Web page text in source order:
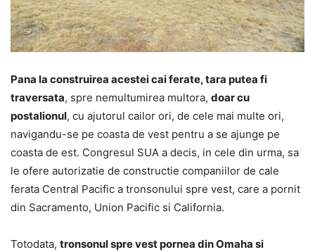
Pana la construirea acestei cai ferate, tara putea fi
traversata, spre nemultumirea multora, doar cu
postalionul, cu ajutorul cailor ori, de cele mai multe ori,
navigandu-se pe coasta de vest pentru a se ajunge pe
coasta de est. Congresul SUA a decis, in cele din urma, sa
le ofere autorizatie de constructie companiilor de cale
ferata Central Pacific a tronsonului spre vest, care a pornit
din Sacramento, Union Pacific si California.
Totodata, tronsonul spre vest pornea din Omaha si